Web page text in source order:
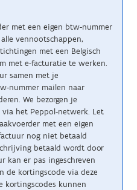
met een eigen btw-nummer
vennootschappen,
met een Belgisch
met e-facturatie te werken.
samen met je
nummer mailen naar
We bezorgen je
via het Peppol-netwerk. Let
met een eigen
nog niet betaald
betaald wordt door
kan er pas ingeschreven
de kortingscode via deze
kortingscodes kunnen